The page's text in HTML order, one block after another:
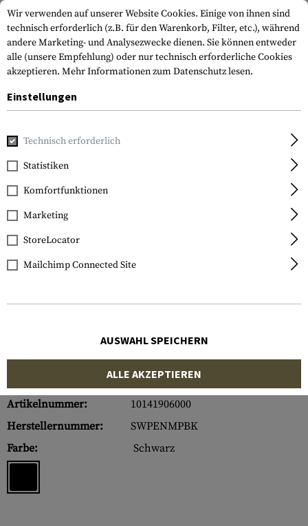
Home Ausrüstung
Smith & Wesson
M&P Tactical Pen
Artikelnummer:
10141906000
Herstellernummer:
SWPENMPBK
Farbe:
Schwarz
Wir verwenden auf unserer Website Cookies. Einige von ihnen sind
technisch erforderlich (z.B. für den Warenkorb, Filter, etc.), während
andere Marketing- und Analysezwecke dienen. Sie können entweder
alle (unsere Empfehlung) oder nur technisch erforderliche Cookies
akzeptieren. Mehr Informationen zum Datenschutz lesen.
Einstellungen
Technisch erforderlich
Statistiken
Komfortfunktionen
Marketing
StoreLocator
Mailchimp Connected Site
AUSWAHL SPEICHERN
ALLE AKZEPTIEREN